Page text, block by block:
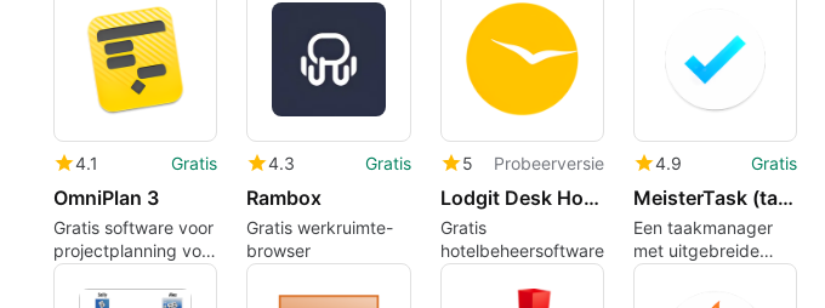
4.1 Gratis
OmniPlan 3
Gratis software voor
projectplanning voor
professioneel
gebruik
4.3 Gratis
Rambox
Gratis werkruimte-
browser
5 Probeerversie
Lodgit Desk Hotel Software
Gratis
hotelbeheersoftware
4.9 Gratis
MeisterTask (task management)
Een taakmanager
met uitgebreide
productiviteitsfuncties